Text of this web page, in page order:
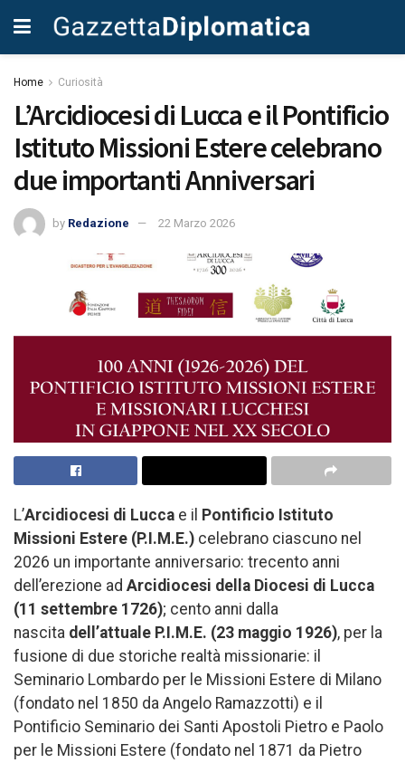
Home Curiosità
L’Arcidiocesi di Lucca e il Pontificio
Istituto Missioni Estere celebrano
due importanti Anniversari
by Redazione 22 Marzo 2026
L’Arcidiocesi di Lucca e il Pontificio Istituto
Missioni Estere (P.I.M.E.) celebrano ciascuno nel
2026 un importante anniversario: trecento anni
dell’erezione ad Arcidiocesi della Diocesi di Lucca
(11 settembre 1726); cento anni dalla
nascita dell’attuale P.I.M.E. (23 maggio 1926), per la
fusione di due storiche realtà missionarie: il
Seminario Lombardo per le Missioni Estere di Milano
(fondato nel 1850 da Angelo Ramazzotti) e il
Pontificio Seminario dei Santi Apostoli Pietro e Paolo
per le Missioni Estere (fondato nel 1871 da Pietro